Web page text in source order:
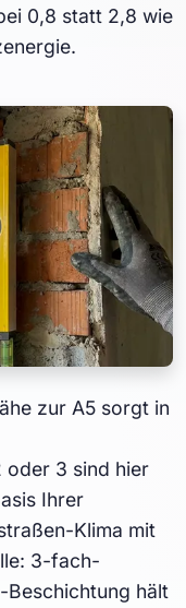
0,8 statt 2,8 wie
zur A5 sorgt in
oder 3 sind hier
Ihrer
Klima mit
3-fach-
Beschichtung hält